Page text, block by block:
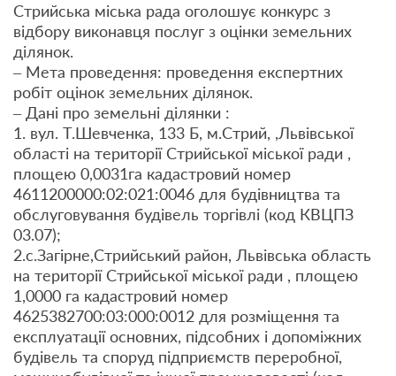
Стрийська міська рада оголошує конкурс з
відбору виконавця послуг з оцінки земельних
ділянок.
– Мета проведення: проведення експертних
робіт оцінок земельних ділянок.
– Дані про земельні ділянки :
1. вул. Т.Шевченка, 133 Б, м.Стрий, ,Львівської
області на території Стрийської міської ради ,
площею 0,0031га кадастровий номер
4611200000:02:021:0046 для будівництва та
обслуговування будівель торгівлі (код КВЦПЗ
03.07);
2.с.Загірне,Стрийський район, Львівська область
на території Стрийської міської ради , площею
1,0000 га кадастровий номер
4625382700:03:000:0012 для розміщення та
експлуатації основних, підсобних і допоміжних
будівель та споруд підприємств переробної,